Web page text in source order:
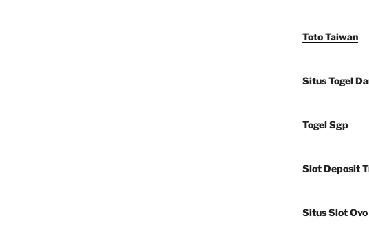
Toto Taiwan
Situs Togel
Togel Sgp
Slot Deposit
Situs Slot Ovo